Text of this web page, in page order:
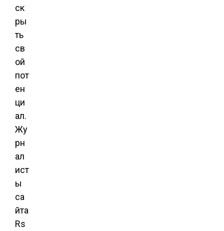
ск
ры
ть
св
ой
пот
ен
ци
ал.
Жу
рн
ал
ист
ы
са
йта
Rs